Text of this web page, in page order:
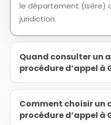
le département (Isère)
juridiction.
Quand consulter un
procédure d’appel à
Comment choisir un
procédure d’appel à